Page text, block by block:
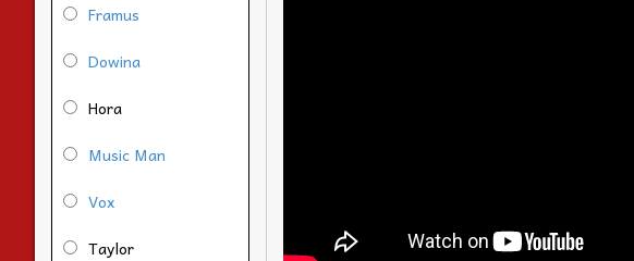
Framus
Dowina
Hora
Music Man
Vox
Taylor